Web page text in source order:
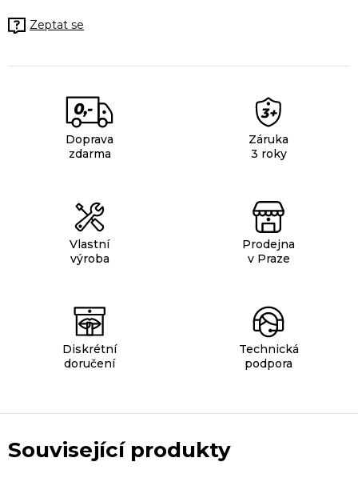
Zeptat se
Doprava
zdarma
Záruka
3 roky
Vlastní
výroba
Prodejna
v Praze
Diskrétní
doručení
Technická
podpora
Související produkty